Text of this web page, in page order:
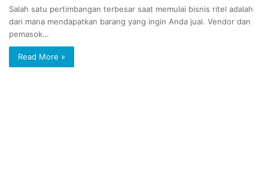
Salah satu pertimbangan terbesar saat memulai bisnis ritel adalah
dari mana mendapatkan barang yang ingin Anda jual. Vendor dan
pemasok…
Read More »